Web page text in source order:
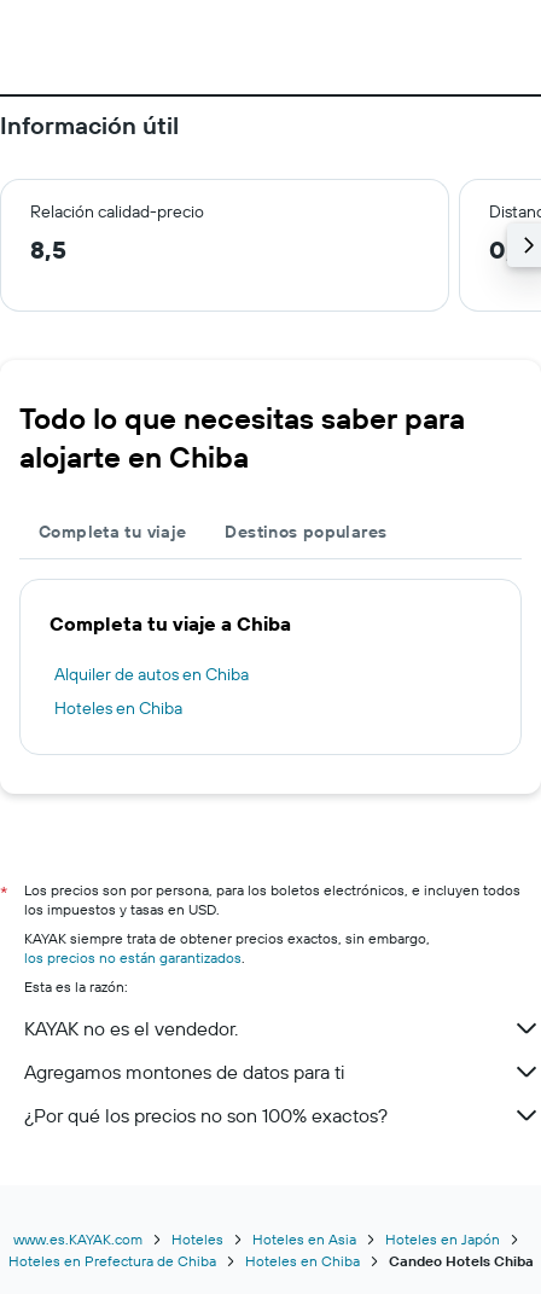
Información útil
Relación calidad-precio
8,5 0,6
Todo lo que necesitas saber para
alojarte en Chiba
Completa tu viaje Destinos populares
Completa tu viaje a Chiba
Alquiler de autos en Chiba
Hoteles en Chiba
*
Los precios son por persona, para los boletos electrónicos, e incluyen todos
los impuestos y tasas en USD.
KAYAK siempre trata de obtener precios exactos, sin embargo,
los precios no están garantizados.
Esta es la razón:
KAYAK no es el vendedor.
Agregamos montones de datos para ti
¿Por qué los precios no son 100% exactos?
www.es.KAYAK.com Hoteles Hoteles en Asia
Hoteles en Japón
Hoteles en Prefectura de Chiba
Hoteles en Chiba Candeo Hotels Chiba